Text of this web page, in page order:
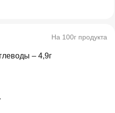
На 100г продукта
– 4,9г